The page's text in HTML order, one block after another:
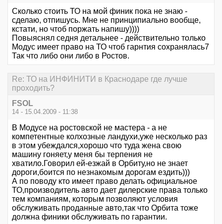
Сколько стоить ТО на мой финик пока не знаю -
сделаю, отпишусь. Мне не принципиально вообще,
кстати, но чтоб поржать напишу))))
Повыяснял седня детальнее - действительно только
Модус имеет право на ТО чтоб гарнтия сохранялась7
Так что либо они либо в Ростов.
Re: ТО на ИНФИНИТИ в Краснодаре где лучше
проходить?
FSOL
14 - 15.04.2009 - 11:38
В Модусе на ростовской не мастера - а не
компетентные колхозные ландухи,уже несколько раз
в этом убеждался,хорошо что туда жена свою
машину гоняет,у меня бы терпения не
хватило.Говорил ей-езжай в Орбиту,но не знает
дороги,боится по незнакомым дорогам ездить)))
А по поводу кто имеет право делать официальное
ТО,производитель авто дает дилерские права только
тем компаниям, которым позволяют условия
обслуживать проданные авто,так что Орбита тоже
должна финики обслуживать по гарантии.